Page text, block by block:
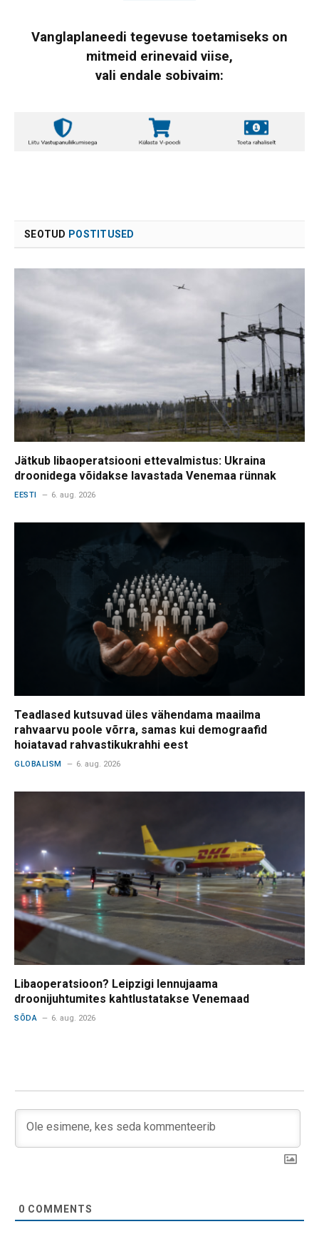
Vanglaplaneedi tegevuse toetamiseks on
mitmeid erinevaid viise,
vali endale sobivaim:
SEOTUD POSTITUSED
Jätkub libaoperatsiooni ettevalmistus: Ukraina
droonidega võidakse lavastada Venemaa rünnak
EESTI 6. aug. 2026
Teadlased kutsuvad üles vähendama maailma
rahvaarvu poole võrra, samas kui demograafid
hoiatavad rahvastikukrahhi eest
GLOBALISM 6. aug. 2026
Libaoperatsioon? Leipzigi lennujaama
droonijuhtumites kahtlustatakse Venemaad
SÕDA 6. aug. 2026
0 COMMENTS